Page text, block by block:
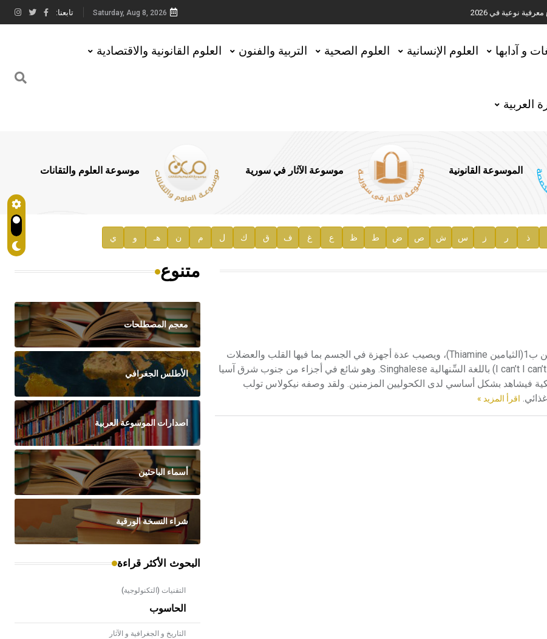
نوعية في 2026 Saturday, Aug 8, 2026 تابعنا:
و آدابها العلوم الإنسانية العلوم الصحية التربية والفنون العلوم القانونية والاقتصادية
العربية
الموسوعة القانونية موسوعة الآثار في سورية موسوعة العلوم والتقانات
ذ ر ز س ش ص ض ط ظ ع غ ف ق ك ل م ن هـ و ي
البري بري (داء ـ) البري بري Beriberi مرض ينجم عن عوز الفيتامين ب1(الثيامين Thiamine)، ويصيب عدة أجهزة في الجسم بما فيها القلب والعضلات
والأعصاب والجهاز الهضمي. تعني البري بري (لا أستطيع لا أستطيع I can’t I can’t) باللغة السِّنهالية Singhalese. وهو شائع في أجزاء من جنوب شرق آسيا
فيشاهد بشكل أساسي لدى الكحوليين المزمنين. ولقد وصفه نيكولاس تولب
اقرأ المزيد »
متنوع
معجم المصطلحات
الأطلس الجغرافي
اصدارات الموسوعة العربية
أسماء الباحثين
شراء النسخة الورقية
البحوث الأكثر قراءة
التقنيات (التكنولوجية)
الحاسوب
التاريخ و الجغرافية و الآثار